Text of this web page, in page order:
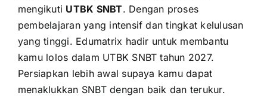
mengikuti UTBK SNBT. Dengan proses
pembelajaran yang intensif dan tingkat kelulusan
yang tinggi. Edumatrix hadir untuk membantu
kamu lolos dalam UTBK SNBT tahun 2027.
Persiapkan lebih awal supaya kamu dapat
menaklukkan SNBT dengan baik dan terukur.